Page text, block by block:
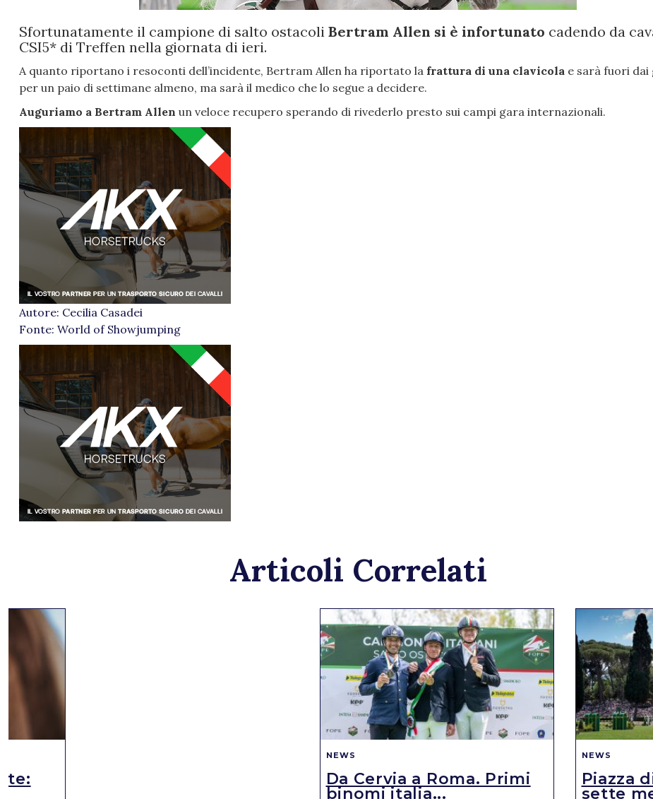
Sfortunatamente il campione di salto ostacoli Bertram Allen si è infortunato cadendo da
CSI5* di Treffen nella giornata di ieri.
A quanto riportano i resoconti dell’incidente, Bertram Allen ha riportato la frattura di una clavicola e sarà fuori dai
per un paio di settimane almeno, ma sarà il medico che lo segue a decidere.
Auguriamo a Bertram Allen un veloce recupero sperando di rivederlo presto sui campi gara internazionali.
Autore: Cecilia Casadei
Fonte: World of Showjumping
Articoli Correlati
NEWS
Da Cervia a Roma. Primi
binomi italia...
NEWS
Piazza
sette